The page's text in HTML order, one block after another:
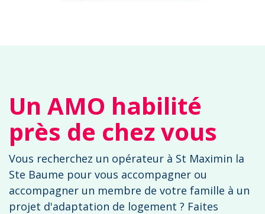
Un AMO habilité
près de chez vous
Vous recherchez un opérateur à St Maximin la
Ste Baume pour vous accompagner ou
accompagner un membre de votre famille à un
projet d'adaptation de logement ? Faites